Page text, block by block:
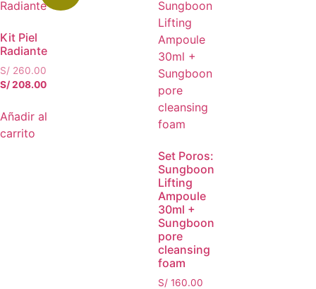
Kit Piel
Radiante
S/ 260.00
S/208.00
Añadir al
carrito
Set Poros:
Sungboon
Lifting
Ampoule
30ml +
Sungboon
pore
cleansing
foam
S/ 160.00